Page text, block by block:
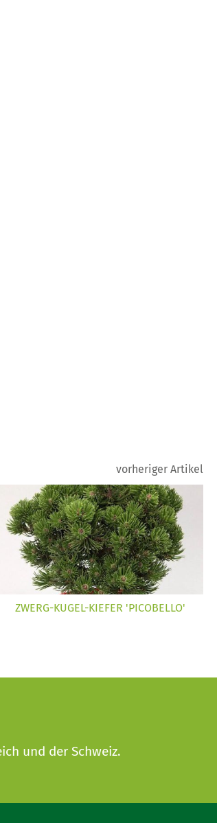
vorheriger Artikel
ZWERG-KUGEL-KIEFER 'PICOBELLO'
und der Schweiz.